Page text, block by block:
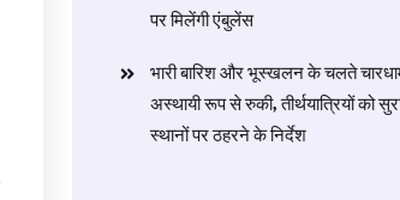
पर मिलेंगी एंबुलेंस
​भारी बारिश और भूस्खलन के चलते
अस्थायी रूप से रुकी, तीर्थयात्रियों को
स्थानों पर ठहरने के निर्देश